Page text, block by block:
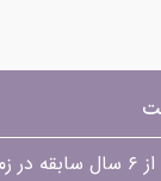
فروشگاه لیو با بیش از